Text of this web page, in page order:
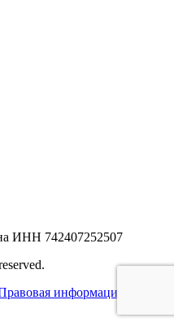
ИНН 742407252507
информация